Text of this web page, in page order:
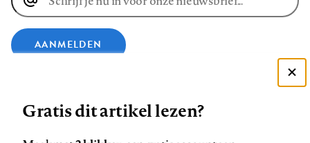
E-
mailadres
AANMELDEN
Zie onze cookie policy
Gratis dit artikel lezen?